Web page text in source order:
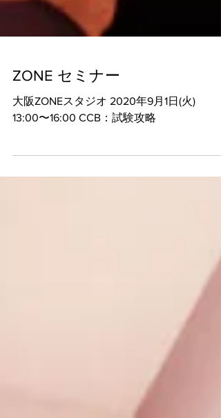
ZONE セミナー
大阪ZONEスタジオ 2020年9月1日(火)